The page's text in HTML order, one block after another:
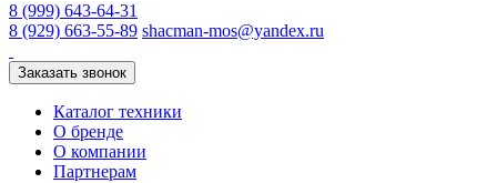
8 (999) 643-64-31
8 (929) 663-55-89 shacman-mos@yandex.ru
Заказать звонок
Каталог техники
О бренде
О компании
Партнерам